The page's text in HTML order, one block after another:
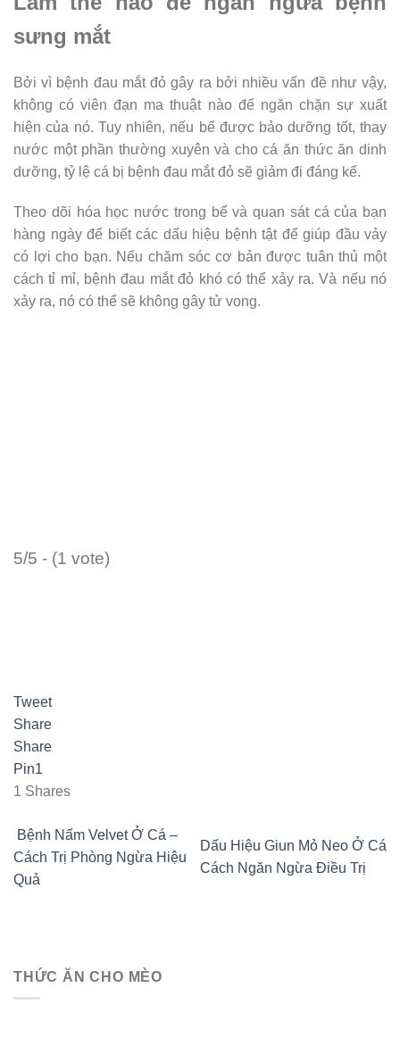
sưng mắt
Bởi vì bệnh đau mắt đỏ gây ra bởi nhiều vấn đề như vậy,
không có viên đạn ma thuật nào để ngăn chặn sự xuất
hiện của nó. Tuy nhiên, nếu bể được bảo dưỡng tốt, thay
nước một phần thường xuyên và cho cá ăn thức ăn dinh
dưỡng, tỷ lệ cá bị bệnh đau mắt đỏ sẽ giảm đi đáng kể.
Theo dõi hóa học nước trong bể và quan sát cá của bạn
hàng ngày để biết các dấu hiệu bệnh tật để giúp đầu vảy
có lợi cho bạn. Nếu chăm sóc cơ bản được tuân thủ một
cách tỉ mỉ, bệnh đau mắt đỏ khó có thể xảy ra. Và nếu nó
xảy ra, nó có thể sẽ không gây tử vong.
5/5 - (1 vote)
Tweet
Share
Share
Pin1
1 Shares
Bệnh Nấm Velvet Ở Cá –
Cách Trị Phòng Ngừa Hiệu
Quả
Dấu Hiệu Giun Mỏ Neo Ở Cá
Cách Ngăn Ngừa Điều Trị
THỨC ĂN CHO MÈO